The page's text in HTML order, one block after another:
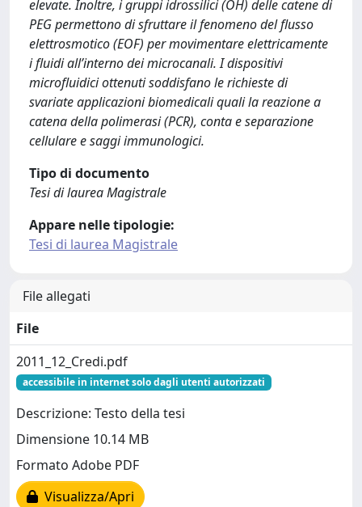
elevate. Inoltre, i gruppi idrossilici (OH) delle catene di
PEG permettono di sfruttare il fenomeno del flusso
elettrosmotico (EOF) per movimentare elettricamente
i fluidi all’interno dei microcanali. I dispositivi
microfluidici ottenuti soddisfano le richieste di
svariate applicazioni biomedicali quali la reazione a
catena della polimerasi (PCR), conta e separazione
cellulare e saggi immunologici.
Tipo di documento
Tesi di laurea Magistrale
Appare nelle tipologie:
Tesi di laurea Magistrale
File allegati
File
2011_12_Credi.pdf
accessibile in internet solo dagli utenti autorizzati
Descrizione: Testo della tesi
Dimensione 10.14 MB
Formato Adobe PDF
Visualizza/Apri